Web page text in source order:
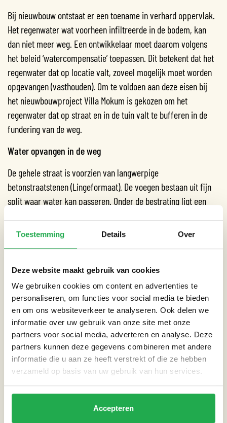
Toestemming Details Over
Deze website maakt gebruik van cookies
We gebruiken cookies om content en advertenties te
personaliseren, om functies voor social media te bieden
en om ons websiteverkeer te analyseren. Ook delen we
informatie over uw gebruik van onze site met onze
partners voor social media, adverteren en analyse. Deze
partners kunnen deze gegevens combineren met andere
informatie die u aan ze heeft verstrekt of die ze hebben
verzameld op basis van uw gebruik van hun services.
Accepteren
Bij nieuwbouw ontstaat er een toename in verhard oppervlak.
Het regenwater wat voorheen infiltreerde in de bodem, kan
dan niet meer weg. Een ontwikkelaar moet daarom volgens
het beleid ‘watercompensatie’ toepassen. Dit betekent dat het
regenwater dat op locatie valt, zoveel mogelijk moet worden
opgevangen (vasthouden). Om te voldoen aan deze eisen bij
het nieuwbouwproject Villa Mokum is gekozen om het
regenwater dat op straat en in de tuin valt te bufferen in de
fundering van de weg.
Water opvangen in de weg
De gehele straat is voorzien van langwerpige
betonstraatstenen (Lingeformaat). De voegen bestaan uit fijn
split waar water kan passeren. Onder de bestrating ligt een
hardsteen, met 40% holle ruimte. In deze holle ruimte wordt
van de Lindeloof uit Delft en is aangelegd door de Koninklijke
Van Ginkel groep. Bam Woningbouw heeft in opdracht van AM
Utrecht het gebouw neergezet.
Locatie: Amstelvlietstraat en Spaklerweg, Amsterdam